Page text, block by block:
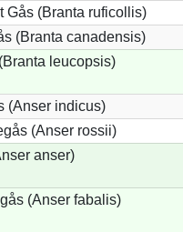
Gås (Branta ruficollis)
(Branta canadensis)
leucopsis)
(Anser indicus)
(Anser rossii)
anser)
(Anser fabalis)